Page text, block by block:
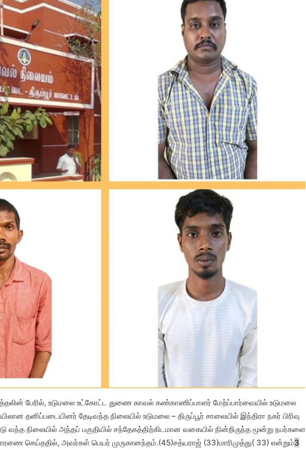
பேரில், உடுமலை உட்கோட்ட துணை காவல் கண்காணிப்பாளர் மேற்ப்பார்வையில் உடுமலை
தனிப்படையினர் தேடிவந்த நிலையில் உடுமலை – திருப்பூர் சாலையில் இந்திரா நகர் பிரிவு
நிலையில் அந்தப் பகுதியில் சந்தேகத்திற்கிடமான வகையில் நின்றிருந்த மூன்று நபர்களை
செய்ததில், அவர்கள் பெயர் முருகானந்தம்.(45)சத்யராஜ் (33)மாரிமுத்து( 33) என்றும்3